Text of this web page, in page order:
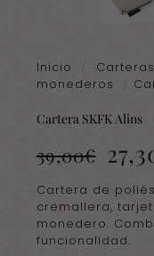
Inicio
monederos
Cartera SKFK Alins
39,00€ El
era:
Cartera de
cremallera,
monedero.
funcionalidad.